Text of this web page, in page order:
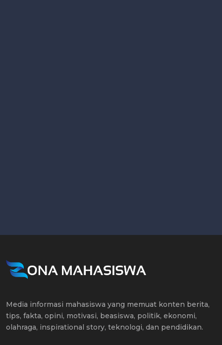
Media informasi mahasiswa yang memuat konten berita,
tips, fakta, opini, motivasi, beasiswa, politik, ekonomi,
olahraga, inspirational story, teknologi, dan pendidikan.